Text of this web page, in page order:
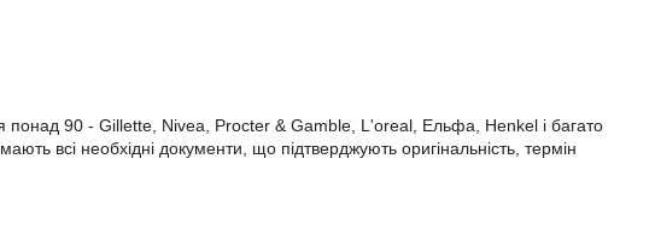
понад 90 - Gillette, Nivea, Procter & Gamble, L'oreal, Ельфа, Henkel і багато
всі необхідні документи, що підтверджують оригінальність, термін